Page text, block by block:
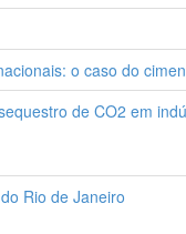
o caso do
de CO2 em
Rio de Janeiro